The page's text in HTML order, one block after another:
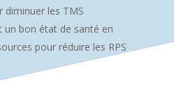
diminuer les TMS
un bon état de santé en
pour réduire les RPS